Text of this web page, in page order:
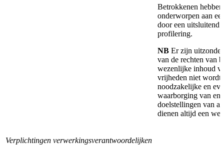
Betrokkenen
onderworpen aan
door een uitsluitend
profilering.
NB Er zijn
van de rechten van
wezenlijke inhoud
vrijheden niet wordt
noodzakelijke en
waarborging van
doelstellingen van
dienen altijd een
Verplichtingen verwerkingsverantwoordelijken